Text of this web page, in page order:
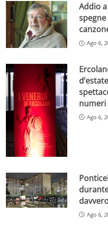
Addio
Ago 6,
numeri
Ago 6,
Ago 6,